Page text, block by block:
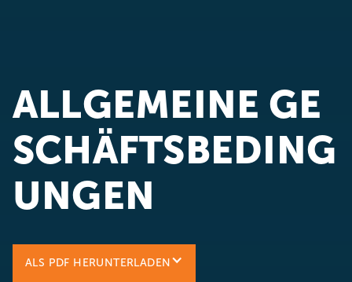
ALLGEMEINE GE
SCHÄFTSBEDING
UNGEN
ALS PDF HERUNTERLADEN